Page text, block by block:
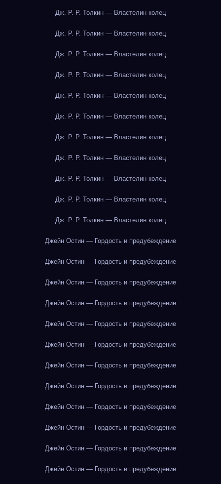
Дж. Р. Р. Толкин — Властелин колец
Дж. Р. Р. Толкин — Властелин колец
Дж. Р. Р. Толкин — Властелин колец
Дж. Р. Р. Толкин — Властелин колец
Дж. Р. Р. Толкин — Властелин колец
Дж. Р. Р. Толкин — Властелин колец
Дж. Р. Р. Толкин — Властелин колец
Дж. Р. Р. Толкин — Властелин колец
Дж. Р. Р. Толкин — Властелин колец
Дж. Р. Р. Толкин — Властелин колец
Дж. Р. Р. Толкин — Властелин колец
Джейн Остин — Гордость и предубеждение
Джейн Остин — Гордость и предубеждение
Джейн Остин — Гордость и предубеждение
Джейн Остин — Гордость и предубеждение
Джейн Остин — Гордость и предубеждение
Джейн Остин — Гордость и предубеждение
Джейн Остин — Гордость и предубеждение
Джейн Остин — Гордость и предубеждение
Джейн Остин — Гордость и предубеждение
Джейн Остин — Гордость и предубеждение
Джейн Остин — Гордость и предубеждение
Джейн Остин — Гордость и предубеждение